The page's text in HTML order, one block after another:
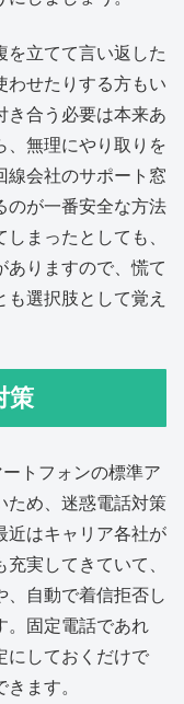
を立てて言い返した
わせたりする方もい
き合う必要は本来あ
、無理にやり取りを
線会社のサポート窓
のが一番安全な方法
まったとしても、
ありますので、慌て
選択肢として覚え
策
トフォンの標準ア
ため、迷惑電話対策
近はキャリア各社が
実してきていて、
、自動で着信拒否し
。固定電話であれ
にしておくだけで
ます。